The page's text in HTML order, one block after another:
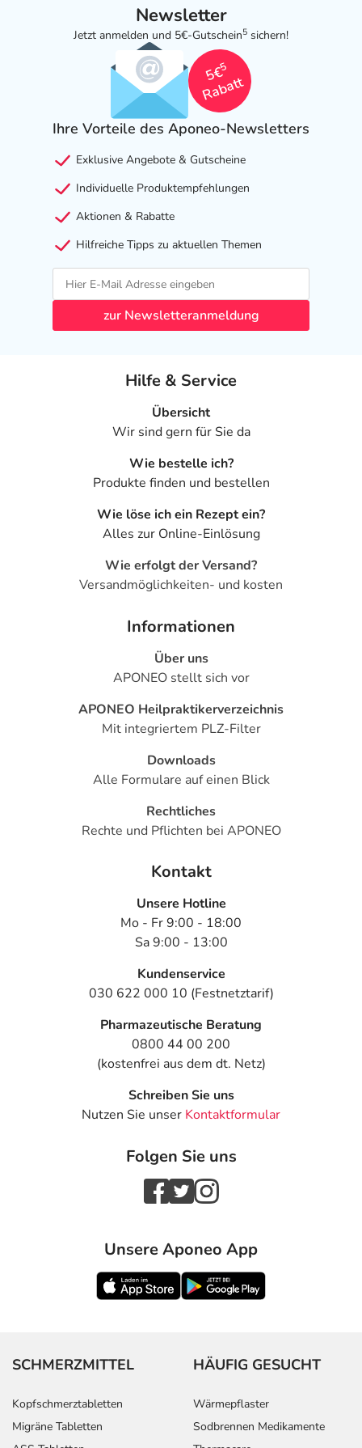
Newsletter
Jetzt anmelden und 5€-Gutschein5 sichern!
5€
5
Rabatt
Ihre Vorteile des Aponeo-Newsletters
Exklusive Angebote & Gutscheine
Individuelle Produktempfehlungen
Aktionen & Rabatte
Hilfreiche Tipps zu aktuellen Themen
zur Newsletteranmeldung
Hilfe & Service
Übersicht
Wir sind gern für Sie da
Wie bestelle ich?
Produkte finden und bestellen
Wie löse ich ein Rezept ein?
Alles zur Online-Einlösung
Wie erfolgt der Versand?
Versandmöglichkeiten- und kosten
Informationen
Über uns
APONEO stellt sich vor
APONEO Heilpraktikerverzeichnis
Mit integriertem PLZ-Filter
Downloads
Alle Formulare auf einen Blick
Rechtliches
Rechte und Pflichten bei APONEO
Kontakt
Unsere Hotline
Mo - Fr 9:00 - 18:00
Sa 9:00 - 13:00
Kundenservice
030 622 000 10 (Festnetztarif)
Pharmazeutische Beratung
0800 44 00 200
(kostenfrei aus dem dt. Netz)
Schreiben Sie uns
Nutzen Sie unser Kontaktformular
Folgen Sie uns
Unsere Aponeo App
SCHMERZMITTEL
Kopfschmerztabletten
Migräne Tabletten
HÄUFIG GESUCHT
Wärmepflaster
Sodbrennen Medikamente